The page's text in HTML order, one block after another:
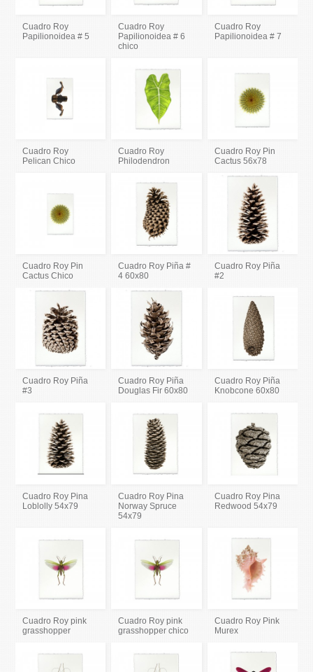
Cuadro Roy
Papilionoidea # 5
Cuadro Roy
Papilionoidea # 6
chico
Cuadro Roy
Papilionoidea # 7
Cuadro Roy
Pelican Chico
Cuadro Roy
Philodendron
Cuadro Roy Pin
Cactus 56x78
Cuadro Roy Pin
Cactus Chico
Cuadro Roy Piña #
4 60x80
Cuadro Roy Piña
#2
Cuadro Roy Piña
#3
Cuadro Roy Piña
Douglas Fir 60x80
Cuadro Roy Piña
Knobcone 60x80
Cuadro Roy Pina
Loblolly 54x79
Cuadro Roy Pina
Norway Spruce
54x79
Cuadro Roy Pina
Redwood 54x79
Cuadro Roy pink
grasshopper
Cuadro Roy pink
grasshopper chico
Cuadro Roy Pink
Murex